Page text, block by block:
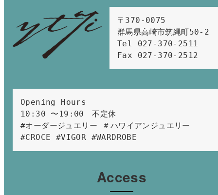
〒370-0075
群馬県高崎市筑縄町50-2
Tel 027-370-2511
Fax 027-370-2512
Opening Hours
10:30 〜19:00　不定休
#オーダージュエリー ＃ハワイアンジュエリー
#CROCE #VIGOR #WARDROBE
Access